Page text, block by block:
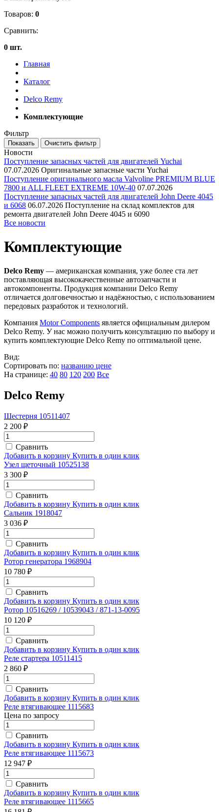
Товаров: 0
Сравнить:
0 шт.
Главная
Каталог
Delco Remy
Комплектующие
Фильтр
Новости
Поступление запасных частей для двигателей Yuchai
07.07.2026 Оригинальные запасные части Yuchai
Поступление оригинального масла Valvoline PREMIUM BLUE
7800 и ALL FLEET EXTREME 10W-40 07.07.2026
Поступление запасных частей для двигателей John Deere 4045
и 6068 06.07.2026 Поступление на склад комплектов для
ремонта двигателей John Deere 4045 и 6090
Все новости
Комплектующие
Delco Remy — американская компания, уже более ста лет
поставляющая высококачественные автозапчасти и
автокомпоненты. Продукция компании Delco Remy
отличается долговечностью и надёжностью, с использованием
передовых разработок и технологий.
Компания Motor Components является официальным дилером
Delco Remy. У нас можно получить консультацию по выбору и
купить комплектующие Delco Remy по оптимальной цене.
Вид:
Сортировать по: названию цене
На странице: 40 80 120 200 Все
Delco Remy
Шестерня 10511407
2 200 ₽
Сравнить
Добавить в корзину Купить в один клик
Узел щеточный 10525138
3 300 ₽
Сравнить
Добавить в корзину Купить в один клик
Сальник 1918047
3 036 ₽
Сравнить
Добавить в корзину Купить в один клик
Ротор генератора 1968904
10 780 ₽
Сравнить
Добавить в корзину Купить в один клик
Ротор 10516269 / 10539043 / 871-13-0095
10 120 ₽
Сравнить
Добавить в корзину Купить в один клик
Реле стартера 10511415
2 860 ₽
Сравнить
Добавить в корзину Купить в один клик
Реле втягивающее 1115683
Цена по запросу
Сравнить
Добавить в корзину Купить в один клик
Реле втягивающее 1115673
12 947 ₽
Сравнить
Добавить в корзину Купить в один клик
Реле втягивающее 1115665